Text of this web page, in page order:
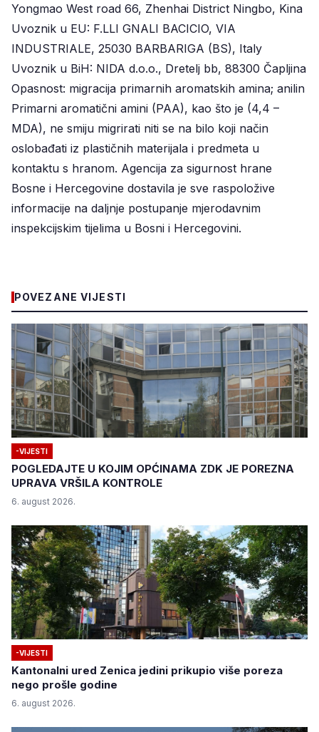
Yongmao West road 66, Zhenhai District Ningbo, Kina
Uvoznik u EU: F.LLI GNALI BACICIO, VIA
INDUSTRIALE, 25030 BARBARIGA (BS), Italy
Uvoznik u BiH: NIDA d.o.o., Dretelj bb, 88300 Čapljina
Opasnost: migracija primarnih aromatskih amina; anilin
Primarni aromatični amini (PAA), kao što je (4,4 –
MDA), ne smiju migrirati niti se na bilo koji način
oslobađati iz plastičnih materijala i predmeta u
kontaktu s hranom. Agencija za sigurnost hrane
Bosne i Hercegovine dostavila je sve raspoložive
informacije na daljnje postupanje mjerodavnim
inspekcijskim tijelima u Bosni i Hercegovini.
POVEZANE VIJESTI
-VIJESTI
POGLEDAJTE U KOJIM OPĆINAMA ZDK JE POREZNA
UPRAVA VRŠILA KONTROLE
6. august 2026.
-VIJESTI
Kantonalni ured Zenica jedini prikupio više poreza
nego prošle godine
6. august 2026.